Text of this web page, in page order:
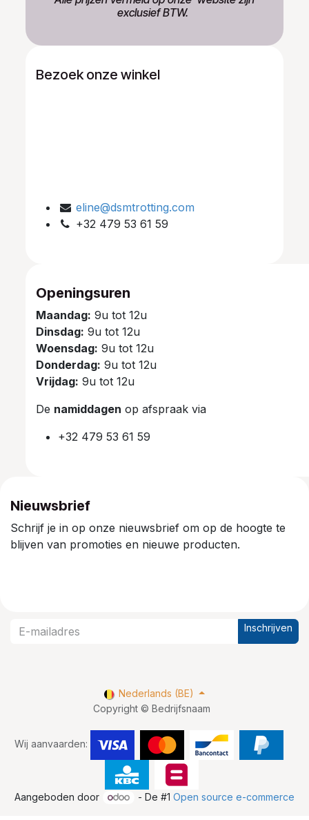
exclusief BTW.
Bezoek onze winkel
eline@dsmtrotting.com
+32 479 53 61 59
Openingsuren
Maandag: 9u tot 12u
Dinsdag: 9u tot 12u
Woensdag: 9u tot 12u
Donderdag: 9u tot 12u
Vrijdag: 9u tot 12u
De namiddagen op afspraak via
+32 479 53 61 59
Nieuwsbrief
Schrijf je in op onze nieuwsbrief om op de hoogte te
blijven van promoties en nieuwe producten.
Inschrijven
Copyright © Bedrijfsnaam
Wij aanvaarden:
Nederlands (BE)
Aangeboden door - De #1Open source e-commerce